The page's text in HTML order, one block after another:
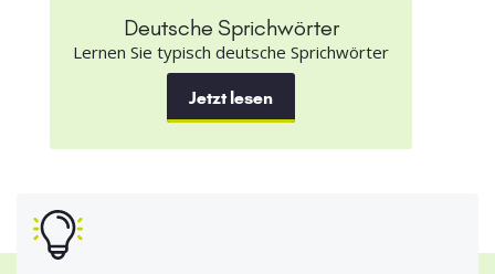
Deutsche Sprichwörter
Lernen Sie typisch deutsche Sprichwörter
Jetzt lesen